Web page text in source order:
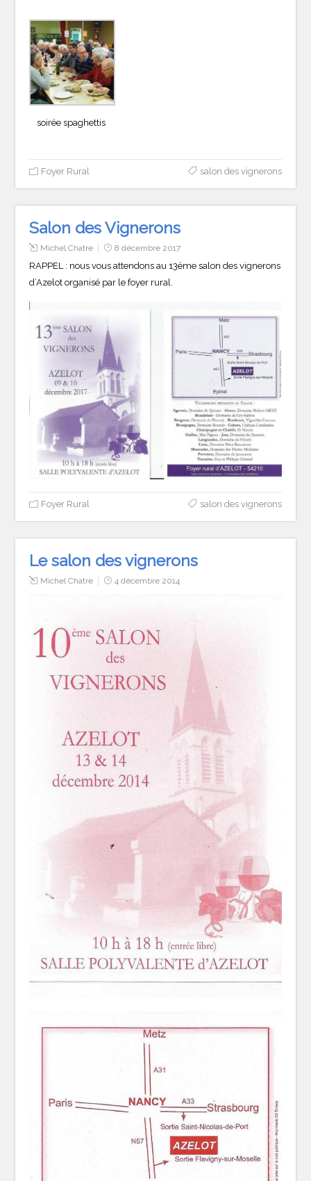
soirée spaghettis
Foyer Rural salon des vignerons
Salon des Vignerons
Michel Chatre 8 décembre 2017
RAPPEL : nous vous attendons au 13éme salon des vignerons
d’Azelot organisé par le foyer rural.
Foyer Rural salon des vignerons
Le salon des vignerons
Michel Chatre 4 décembre 2014